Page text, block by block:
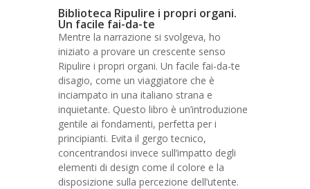
Biblioteca Ripulire i propri organi.
Un facile fai-da-te
Mentre la narrazione si svolgeva, ho
iniziato a provare un crescente senso
Ripulire i propri organi. Un facile fai-da-te
disagio, come un viaggiatore che è
inciampato in una italiano strana e
inquietante. Questo libro è un’introduzione
gentile ai fondamenti, perfetta per i
principianti. Evita il gergo tecnico,
concentrandosi invece sull’impatto degli
elementi di design come il colore e la
disposizione sulla percezione dell’utente.